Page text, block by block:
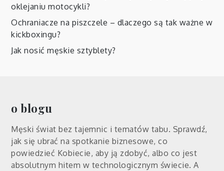
oklejaniu motocykli?
Ochraniacze na piszczele – dlaczego są tak ważne w
kickboxingu?
Jak nosić męskie sztyblety?
o blogu
Męski świat bez tajemnic i tematów tabu. Sprawdź,
jak się ubrać na spotkanie biznesowe, co
powiedzieć Kobiecie, aby ją zdobyć, albo co jest
absolutnym hitem w technologicznym świecie. A